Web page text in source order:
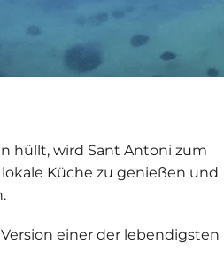
hüllt, wird Sant Antoni zum
Küche zu genießen und
einer der lebendigsten